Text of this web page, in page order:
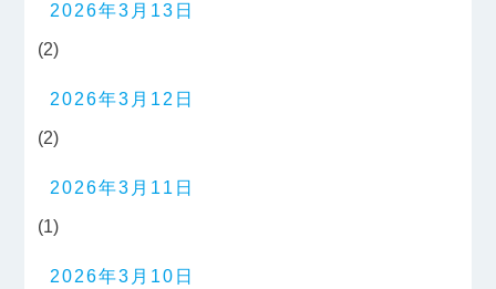
2026年3月13日
(2)
2026年3月12日
(2)
2026年3月11日
(1)
2026年3月10日